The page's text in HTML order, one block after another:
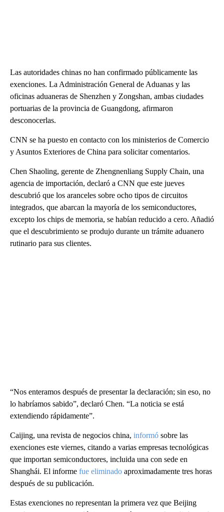
Las autoridades chinas no han confirmado públicamente las
exenciones. La Administración General de Aduanas y las
oficinas aduaneras de Shenzhen y Zongshan, ambas ciudades
portuarias de la provincia de Guangdong, afirmaron
desconocerlas.
CNN se ha puesto en contacto con los ministerios de Comercio
y Asuntos Exteriores de China para solicitar comentarios.
Chen Shaoling, gerente de Zhengnenliang Supply Chain, una
agencia de importación, declaró a CNN que este jueves
descubrió que los aranceles sobre ocho tipos de circuitos
integrados, que abarcan la mayoría de los semiconductores,
excepto los chips de memoria, se habían reducido a cero. Añadió
que el descubrimiento se produjo durante un trámite aduanero
rutinario para sus clientes.
“Nos enteramos después de presentar la declaración; sin eso, no
lo habríamos sabido”, declaró Chen. “La noticia se está
extendiendo rápidamente”.
Caijing, una revista de negocios china, informó sobre las
exenciones este viernes, citando a varias empresas tecnológicas
que importan semiconductores, incluida una con sede en
Shanghái. El informe fue eliminado aproximadamente tres horas
después de su publicación.
Estas exenciones no representan la primera vez que Beijing